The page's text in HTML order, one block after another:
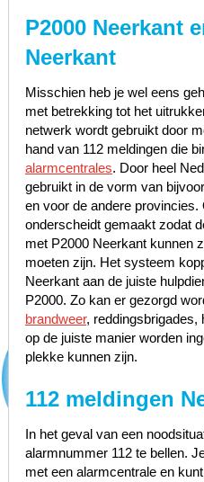
P2000 Neerkant
Neerkant
Misschien heb je wel eens
met betrekking tot het
netwerk wordt gebruikt door
hand van 112 meldingen die
alarmcentrales. Door heel
gebruikt in de vorm van
en voor de andere
onderscheidt gemaakt zodat
met P2000 Neerkant kunnen
moeten zijn. Het systeem
Neerkant aan de juiste
P2000. Zo kan er gezorgd
brandweer, reddingsbrigades,
op de juiste manier worden
plekke kunnen zijn.
112 meldingen
In het geval van een
alarmnummer 112 te bellen.
met een alarmcentrale en